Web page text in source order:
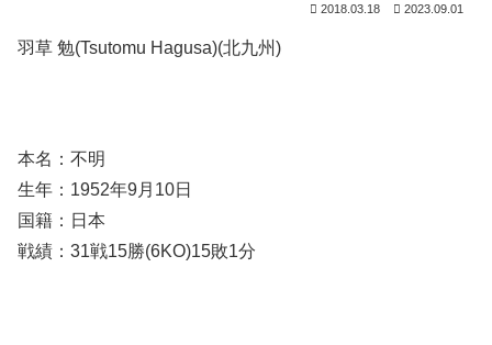
2018.03.18 2023.09.01
羽草 勉(Tsutomu Hagusa)(北九州)
本名：不明
生年：1952年9月10日
国籍：日本
戦績：31戦15勝(6KO)15敗1分